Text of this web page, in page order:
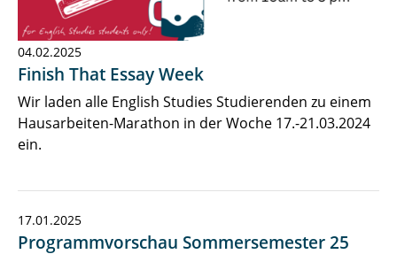
04.02.2025
Finish That Essay Week
Wir laden alle English Studies Studierenden zu einem
Hausarbeiten-Marathon in der Woche 17.-21.03.2024
ein.
17.01.2025
Programmvorschau Sommersemester 25